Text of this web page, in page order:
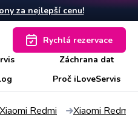
za nejlepší cenu!
Záchrana dat
Proč iLoveServis
Rychlá rezervace
Redmi Xiaomi Redmi